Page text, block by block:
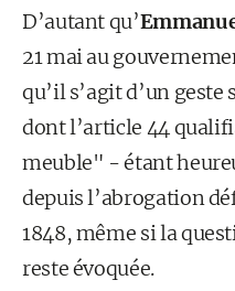
D’autant qu’
21 mai au
qu’il s’agit d’un
dont l’article 44
meuble" - étant
depuis l’abrogation
1848, même si la
reste évoquée.